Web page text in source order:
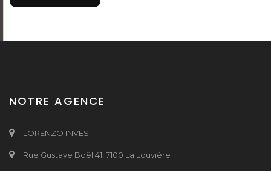
NOTRE AGENCE
LORENZO INVEST
Rue Gustave Boël 41, 7100 La Louvière